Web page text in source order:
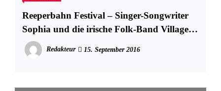
Reeperbahn Festival – Singer-Songwriter
Sophia und die irische Folk-Band Villagers
live
Redakteur 15. September 2016